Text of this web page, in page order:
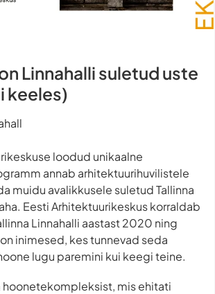
Linnahalli suletud uste
keeles)
loodud unikaalne
annab arhitektuurihuvilistele
muidu avalikkusele suletud Tallinna
Eesti Arhitektuurikeskus korraldab
Linnahalli aastast 2020 ning
inimesed, kes tunnevad seda
lugu paremini kui keegi teine.
hoonetekompleksist, mis ehitati